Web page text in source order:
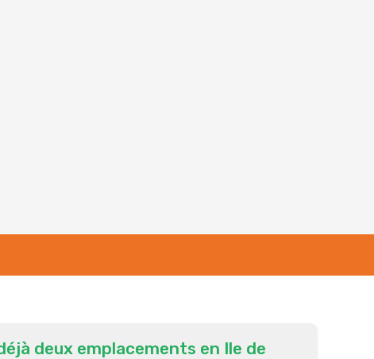
deux emplacements en Ile de